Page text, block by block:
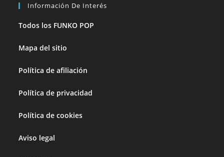
Información De Interés
Todos los FUNKO POP
Mapa del sitio
Política de afiliación
Política de privacidad
Política de cookies
Aviso legal